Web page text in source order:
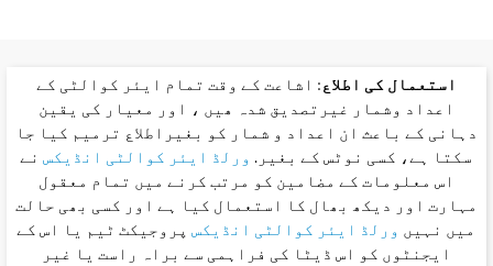
استعمال کی اطلاع: اشاعت کے وقت تمام ایئر کوالٹی کے
اعداد وشمار غیرتصدیق شدہ ھیں ، اور معیار کی یقین
دہانی کے باعث ان اعداد و شمار کو بغیراطلاع ترمیم کیا جا
سکتا ہے، کسی نوٹس کے بغیر.ورلڈ ایئر کوالٹی انڈیکسنے
اس معلومات کے مضامین کو مرتب کرنے میں تمام معقول
مہارت اور دیکھ بھال کا استعمال کیا ہے اور کسی بھی حالت
میں نہیںورلڈ ایئر کوالٹی انڈیکسپروجیکٹ ٹیم یا اس کے
ایجنٹوں کو اس ڈیٹا کی فراہمی سے براہ راست یا غیر